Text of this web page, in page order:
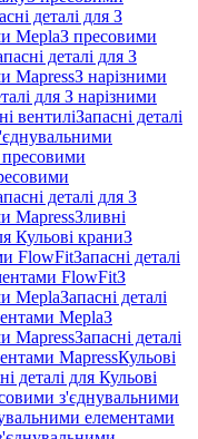
деталі для З
MeplaЗ пресовими
деталі для З
MapressЗ нарізними
для З нарізними
вентиліЗапасні деталі
пресовими
деталі для З
MapressЗливні
Кульові краниЗ
FlowFitЗапасні деталі
FlowFitЗ
MeplaЗапасні деталі
MeplaЗ
MapressЗапасні деталі
MapressКульові
деталі для Кульові
з'єднувальними
елементами